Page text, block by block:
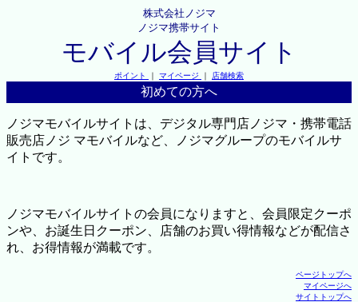
株式会社ノジマ
ノジマ携帯サイト
モバイル会員サイト
ポイント ｜ マイページ ｜ 店舗検索
初めての方へ
ノジマモバイルサイトは、デジタル専門店ノジマ・携帯電話
販売店ノジ マモバイルなど、ノジマグループのモバイルサ
イトです。
ノジマモバイルサイトの会員になりますと、会員限定クーポ
ンや、お誕生日クーポン、店舗のお買い得情報などが配信さ
れ、お得情報が満載です。
ページトップへ
マイページへ
サイトトップへ